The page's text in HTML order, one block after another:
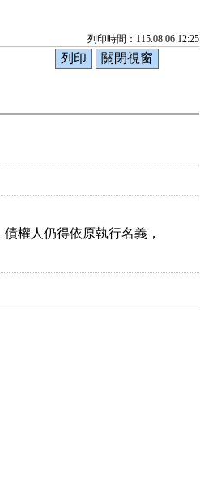
列印時間：115.08.06 12:25
權人仍得依原執行名義，